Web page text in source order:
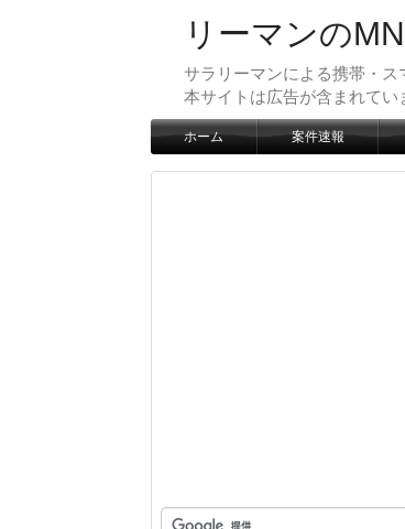
リーマンの
サラリーマンによる携帯・
本サイトは広告が含まれてい
ホーム 案件速報